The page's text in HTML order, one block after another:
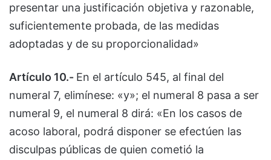
presentar una justificación objetiva y razonable,
suficientemente probada, de las medidas
adoptadas y de su proporcionalidad»
Artículo 10.- En el artículo 545, al final del
numeral 7, elimínese: «y»; el numeral 8 pasa a ser
numeral 9, el numeral 8 dirá: «En los casos de
acoso laboral, podrá disponer se efectúen las
disculpas públicas de quien cometió la